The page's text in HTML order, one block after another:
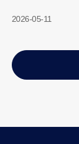
2026-05-11